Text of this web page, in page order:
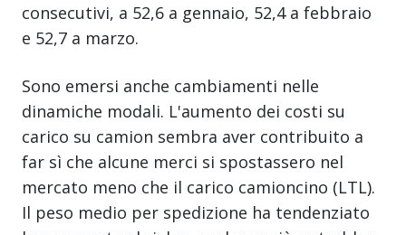
consecutivi, a 52,6 a gennaio, 52,4 a febbraio
e 52,7 a marzo.
Sono emersi anche cambiamenti nelle
dinamiche modali. L'aumento dei costi su
carico su camion sembra aver contribuito a
far sì che alcune merci si spostassero nel
mercato meno che il carico camioncino (LTL).
Il peso medio per spedizione ha tendenziato